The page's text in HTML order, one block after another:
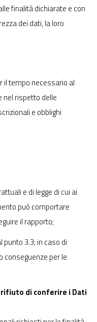
finalità dichiarate e con
dei dati, la loro
il tempo necessario al
nel rispetto delle
e obblighi
e di legge di cui ai
può comportare
il rapporto;
punto 3.3; in caso di
conseguenze per le
rifiuto di conferire i Dati